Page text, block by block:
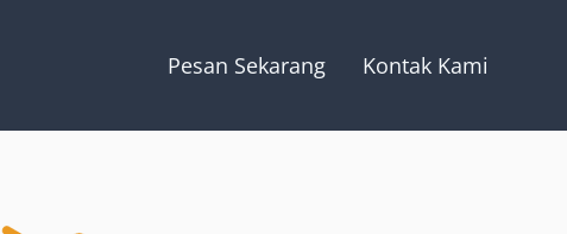
Pesan Sekarang Kontak Kami